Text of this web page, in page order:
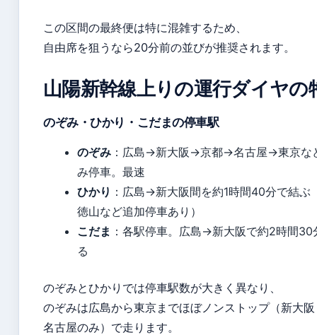
この区間の最終便は特に混雑するため、
自由席を狙うなら20分前の並びが推奨されます。
山陽新幹線上りの運行ダイヤの
のぞみ・ひかり・こだまの停車駅
のぞみ ：広島→新大阪→京都→名古屋→東京な
み停車。最速
ひかり ：広島→新大阪間を約1時間40分で結ぶ
徳山など追加停車あり）
こだま ：各駅停車。広島→新大阪で約2時間30
る
のぞみとひかりでは停車駅数が大きく異なり、
のぞみは広島から東京までほぼノンストップ（新大
名古屋のみ）で走ります。